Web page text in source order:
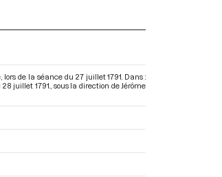
de la séance du 27 juillet 1791. Dans :
juillet 1791. , sous la direction de Jérôme